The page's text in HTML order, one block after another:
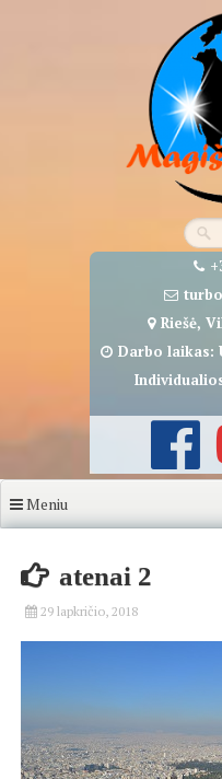
Riešė,
Darbo laikas:
Meniu
atenai 2
29 lapkričio, 2018